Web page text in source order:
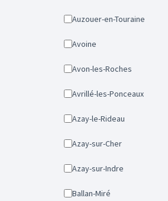
Auzouer-en-Touraine
Avoine
Avon-les-Roches
Avrillé-les-Ponceaux
Azay-le-Rideau
Azay-sur-Cher
Azay-sur-Indre
Ballan-Miré